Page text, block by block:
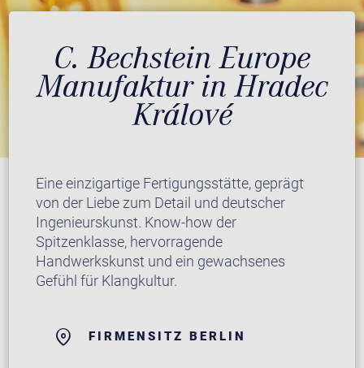
C. Bechstein Europe
Manufaktur in Hradec
Králové
Eine einzigartige Fertigungsstätte, geprägt
von der Liebe zum Detail und deutscher
Ingenieurskunst. Know-how der
Spitzenklasse, hervorragende
Handwerkskunst und ein gewachsenes
Gefühl für Klangkultur.
FIRMENSITZ BERLIN